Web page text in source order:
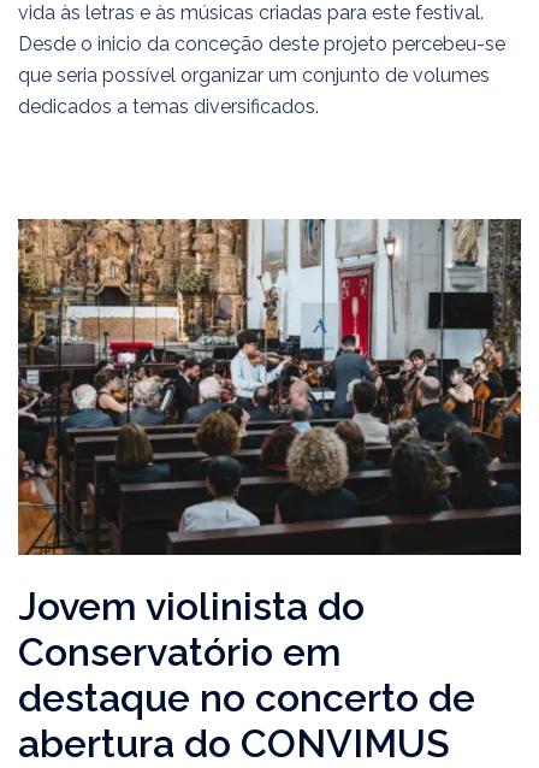
vida às letras e às músicas criadas para este festival.
Desde o inicio da conceção deste projeto percebeu-se
que seria possível organizar um conjunto de volumes
dedicados a temas diversificados.
Jovem violinista do
Conservatório em
destaque no concerto de
abertura do CONVIMUS